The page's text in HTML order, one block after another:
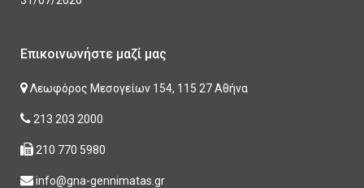
Επικοινωνήστε μαζί μας
Λεωφόρος Μεσογείων 154, 115 27 Αθήνα
213 203 2000
210 770 5980
info@gna-gennimatas.gr